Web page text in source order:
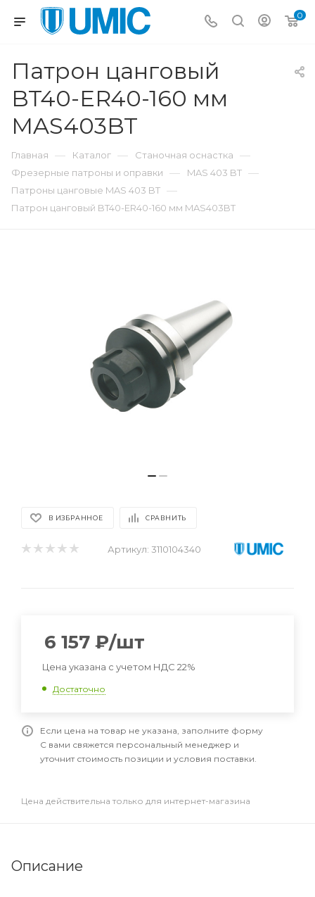
0
Патрон цанговый
BT40-ER40-160 мм
MAS403BT
Главная — Каталог — Станочная оснастка —
Фрезерные патроны и оправки — MAS 403 BT —
Патроны цанговые MAS 403 BT —
Патрон цанговый BT40-ER40-160 мм MAS403BT
В ИЗБРАННОЕ СРАВНИТЬ
Артикул: 3110104340
6 157 ₽/шт
Цена указана с учетом НДС 22%
Достаточно
Если цена на товар не указана, заполните форму
С вами свяжется персональный менеджер и
уточнит стоимость позиции и условия поставки.
Цена действительна только для интернет-магазина
Описание